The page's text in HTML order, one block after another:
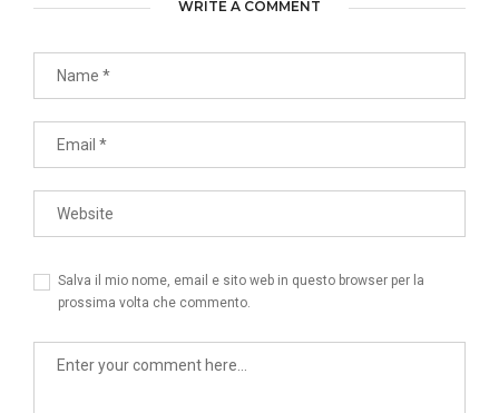
WRITE A COMMENT
Salva il mio nome, email e sito web in questo browser per la
prossima volta che commento.